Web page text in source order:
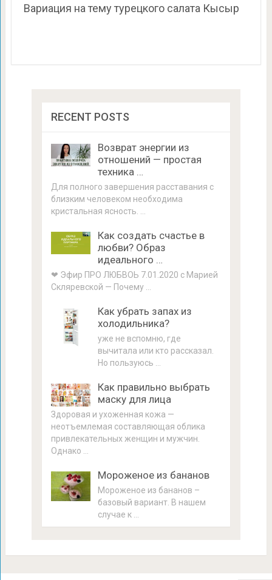
Вариация на тему турецкого салата Кысыр
RECENT POSTS
Возврат энергии из
отношений — простая
техника …
Для полного завершения расставания с
близким человеком необходима
кристальная ясность. …
Как создать счастье в
любви? Образ
идеального …
❤ Эфир ПРО ЛЮБВОЬ 7.01.2020 с Марией
Скляревской — Почему …
Как убрать запах из
холодильника?
уже не вспомню, где
вычитала или кто рассказал.
Но пользуюсь …
Как правильно выбрать
маску для лица
Здоровая и ухоженная кожа —
неотъемлемая составляющая облика
привлекательных женщин и мужчин.
Однако …
Мороженое из бананов
Мороженое из бананов –
базовый вариант. В нашем
случае к …